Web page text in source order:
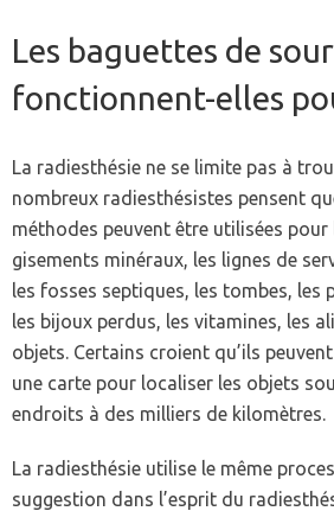
Les baguettes de
fonctionnent-elles
La radiesthésie ne se limite pas à
nombreux radiesthésistes pensent
méthodes peuvent être utilisées pour
gisements minéraux, les lignes de
les fosses septiques, les tombes, les
les bijoux perdus, les vitamines, les
objets. Certains croient qu’ils
une carte pour localiser les objets
endroits à des milliers de kilomètres.
La radiesthésie utilise le même
suggestion dans l’esprit du